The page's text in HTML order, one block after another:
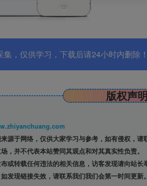
，仅供学习，下载后请24小时内删除！
版权声明
源于网络，仅供大家学习与参考，如有侵权，
，并不代表本站赞同其观点和对其真实性负责。
或转载任何违法的相关信息，访客发现请向站长
发现链接失效，请联系我们我们会第一时间更新。